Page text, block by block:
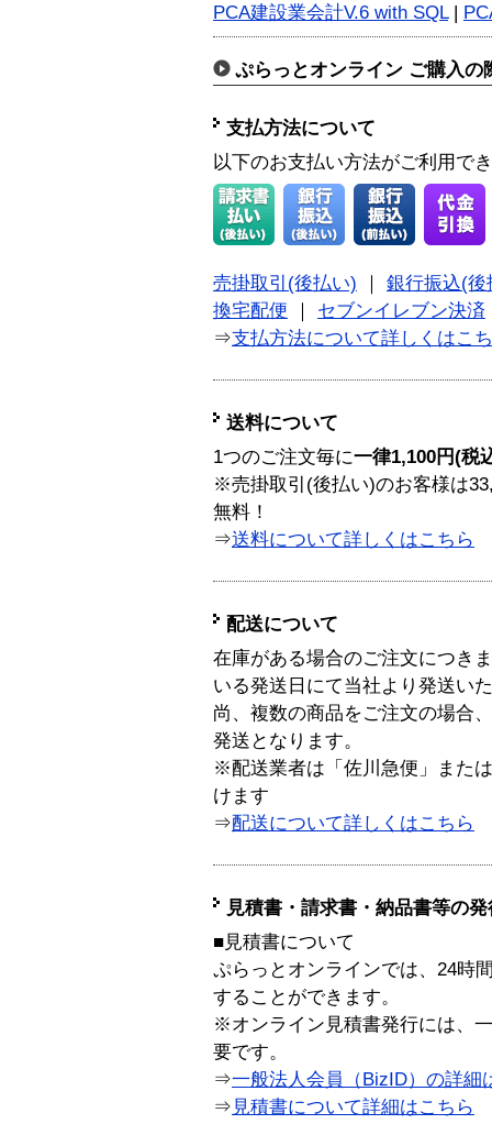
PCA建設業会計V.6 with SQL|
ぷらっとオンライン ご購入の
支払方法について
以下のお支払い方法がご利用で
売掛取引(後払い) ｜ 銀行振込(後
換宅配便 ｜ セブンイレブン決済
⇒支払方法について詳しくはこ
送料について
1つのご注文毎に一律1,100円(税
※売掛取引(後払い)のお客様は
無料！
⇒送料について詳しくはこちら
配送について
在庫がある場合のご注文につき
いる発送日にて当社より発送い
尚、複数の商品をご注文の場合
発送となります。
※配送業者は「佐川急便」また
けます
⇒配送について詳しくはこちら
見積書・請求書・納品書等の
■見積書について
ぷらっとオンラインでは、24時
することができます。
※オンライン見積書発行には、
要です。
⇒一般法人会員（BizID）の詳細
⇒ 見積書について詳細はこちら